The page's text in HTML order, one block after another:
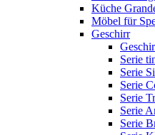
Küche
Möbel für
Geschirr
Serie
Serie
Serie
Serie
Serie
Serie